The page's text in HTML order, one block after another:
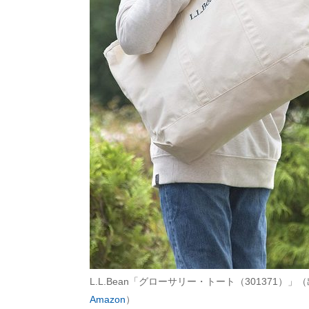
L.L.Bean「グローサリー・トート（301371）」
Amazon）